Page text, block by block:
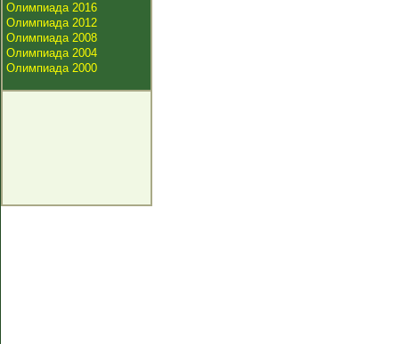
Олимпиада 2016
Олимпиада 2012
Олимпиада 2008
Олимпиада 2004
Олимпиада 2000